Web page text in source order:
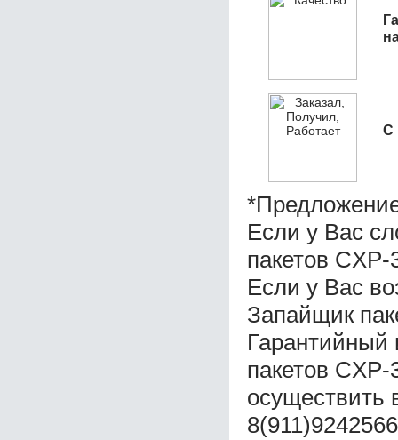
С
Если у Вас
пакетов СXP-
Если у Вас
Запайщик
Гарантийный
пакетов
осуществить